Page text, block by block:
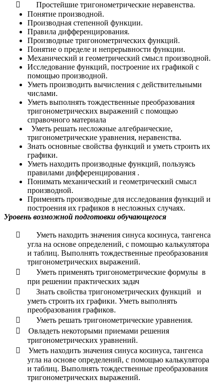

Простейшие тригонометрические неравенства.
Понятие производной.
Производная степенной функции.
Правила дифференцирования.
Производные тригонометрических функций.
Понятие о пределе и непрерывности функции.
Механический и геометрический смысл производной.
Исследование функций, построение их графикой с
помощью производной.
Уметь производить вычисления с действительными
числами.
Уметь выполнять тождественные преобразования
тригонометрических выражений с помощью
справочного материала
Уметь решать несложные алгебраические,
тригонометрические уравнения, неравенства.
Знать основные свойства функций и уметь строить их
графики.
Уметь находить производные функций, пользуясь
правилами дифференцирования .
Понимать механический и геометрический смысл
производной.
Применять производные для исследования функций и
построения их графиков в несложных случаях.
Уровень возможной подготовки обучающегося

Уметь находить значения синуса косинуса, тангенса
угла на основе определений, с помощью калькулятора
и таблиц. Выполнять тождественные преобразования
тригонометрических выражений.

Уметь применять тригонометрические формулы в
при решении практических задач

Знать свойства тригонометрических функций и
уметь строить их графики. Уметь выполнять
преобразования графиков.

Уметь решать тригонометрические уравнения.

Овладеть некоторыми приемами решения
тригонометрических уравнений.

Уметь находить значения синуса косинуса, тангенса
угла на основе определений, с помощью калькулятора
и таблиц. Выполнять тождественные преобразования
тригонометрических выражений.